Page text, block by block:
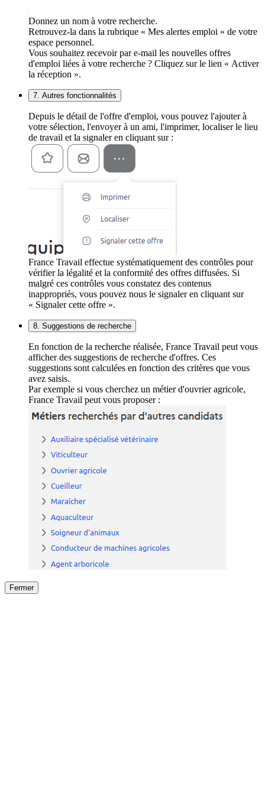
Donnez un nom à votre recherche.
Retrouvez-la dans la rubrique « Mes alertes emploi » de votre
espace personnel.
Vous souhaitez recevoir par e-mail les nouvelles offres
d'emploi liées à votre recherche ? Cliquez sur le lien « Activer
la réception ».
7. Autres fonctionnalités
Depuis le détail de l'offre d'emploi, vous pouvez l'ajouter à
votre sélection, l'envoyer à un ami, l'imprimer, localiser le lieu
de travail et la signaler en cliquant sur :
France Travail effectue systématiquement des contrôles pour
vérifier la légalité et la conformité des offres diffusées. Si
malgré ces contrôles vous constatez des contenus
inappropriés, vous pouvez nous le signaler en cliquant sur
« Signaler cette offre ».
8. Suggestions de recherche
En fonction de la recherche réalisée, France Travail peut vous
afficher des suggestions de recherche d'offres. Ces
suggestions sont calculées en fonction des critères que vous
avez saisis.
Par exemple si vous cherchez un métier d'ouvrier agricole,
France Travail peut vous proposer :
Fermer